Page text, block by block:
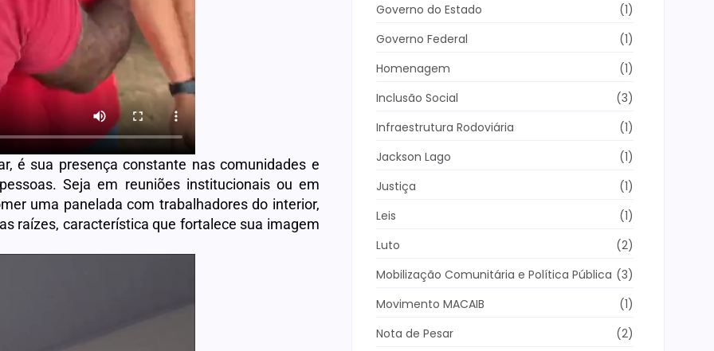
é sua presença constante nas comunidades e
Seja em reuniões institucionais ou em
uma panelada com trabalhadores do interior,
raízes, característica que fortalece sua imagem
Governo do Estado
(1)
Governo Federal
(1)
Homenagem
(1)
Inclusão Social
(3)
Infraestrutura Rodoviária
(1)
Jackson Lago
(1)
Justiça
(1)
Leis
(1)
Luto
(2)
Mobilização Comunitária e Política Pública (3)
Movimento MACAIB
(1)
Nota de Pesar
(2)